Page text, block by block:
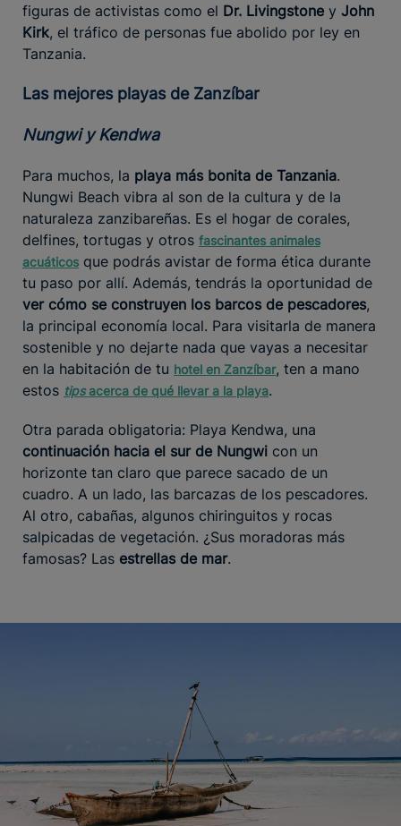
figuras de activistas como el Dr. Livingstone y John
Kirk, el tráfico de personas fue abolido por ley en
Tanzania.
Las mejores playas de Zanzíbar
Nungwi y Kendwa
Para muchos, la playa más bonita de Tanzania.
Nungwi Beach vibra al son de la cultura y de la
naturaleza zanzibareñas. Es el hogar de corales,
delfines, tortugas y otros fascinantes animales
acuáticos que podrás avistar de forma ética durante
tu paso por allí. Además, tendrás la oportunidad de
ver cómo se construyen los barcos de pescadores,
la principal economía local. Para visitarla de manera
sostenible y no dejarte nada que vayas a necesitar
en la habitación de tu hotel en Zanzíbar, ten a mano
estos tipsacerca de qué llevar a la playa.
Otra parada obligatoria: Playa Kendwa, una
continuación hacia el sur de Nungwi con un
horizonte tan claro que parece sacado de un
cuadro. A un lado, las barcazas de los pescadores.
Al otro, cabañas, algunos chiringuitos y rocas
salpicadas de vegetación. ¿Sus moradoras más
famosas? Las estrellas de mar.